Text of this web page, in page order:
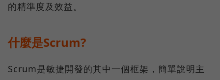
的精準度及效益。
什麼是Scrum?
Scrum是敏捷開發的其中一個框架，簡單說明主